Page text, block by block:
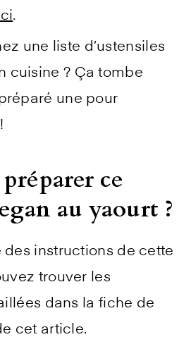
.
une liste d’ustensiles
cuisine ? Ça tombe
une pour
!
ce
au yaourt ?
des instructions de cette
trouver les
dans la fiche de
cet article.